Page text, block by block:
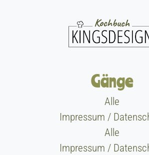
Gänge
Alle
Impressum /
Alle
Impressum /